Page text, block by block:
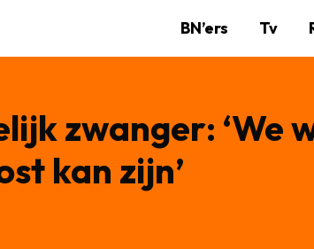
BN’ers Tv
zwanger: ‘We
kan zijn’